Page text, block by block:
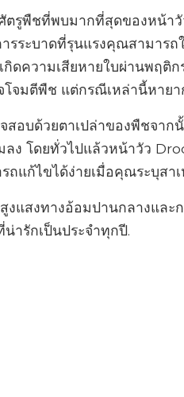
ตรูพืชที่พบมากที่สุดของหน้า
รระบาดที่รุนแรงคุณสามาร
ดความเสียหายใบผ่านพฤติ
โจมตีพืช แต่กรณีเหล่านี้หายา
สอบด้วยตาเปล่าของพืชจาก
ง โดยทั่วไปแล้วหน้าวัว
ถแก้ไขได้ง่ายเมื่อคุณระบุสาเ
แสงทางอ้อมปานกลางและ
ารักเป็นประจำทุกปี.